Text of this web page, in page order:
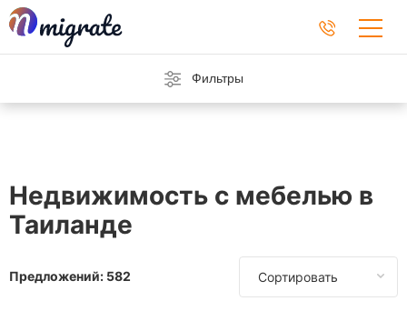
Фильтры
Недвижимость с мебелью в
Таиланде
Предложений: 582 Сортировать